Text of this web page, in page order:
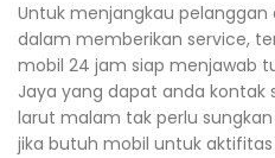
Untuk menjangkau
dalam memberikan service,
mobil 24 jam siap menjawab
Jaya yang dapat anda kontak
larut malam tak perlu
jika butuh mobil untuk